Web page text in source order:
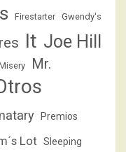
Firestarter Gwendy's
It Joe Hill
Mr.
Premios
Lot Sleeping